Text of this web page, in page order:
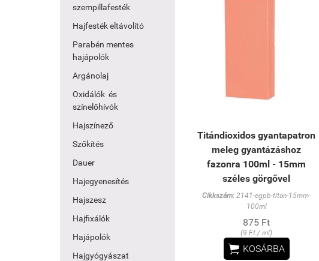
szempillafesték
Hajfesték eltávolító
Parabén mentes
hajápolók
Argánolaj
Oxidálók és
színelőhívók
Hajszínező
Szőkítés
Dauer
Hajegyenesítés
Hajszesz
Hajfixálók
Hajápolók
Hajgyógyászat
Titándioxidos gyantapatron
meleg gyantázáshoz
fazonra 100ml - 15mm
széles görgővel
Cikkszám: 2141-egpb-titan-15mm-
100ml
875 Ft
(9 Ft / ml)
 KOSÁRBA